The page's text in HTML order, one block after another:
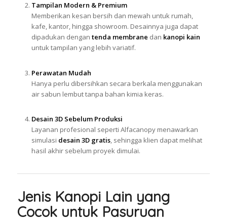
Tampilan Modern & Premium
Memberikan kesan bersih dan mewah untuk rumah,
kafe, kantor, hingga showroom. Desainnya juga dapat
dipadukan dengan tenda membrane dan kanopi kain
untuk tampilan yang lebih variatif.
Perawatan Mudah
Hanya perlu dibersihkan secara berkala menggunakan
air sabun lembut tanpa bahan kimia keras.
Desain 3D Sebelum Produksi
Layanan profesional seperti Alfacanopy menawarkan
simulasi desain 3D gratis, sehingga klien dapat melihat
hasil akhir sebelum proyek dimulai.
Jenis Kanopi Lain yang
Cocok untuk Pasuruan